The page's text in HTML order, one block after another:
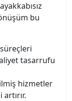
bu
tasarrufu
hizmetler